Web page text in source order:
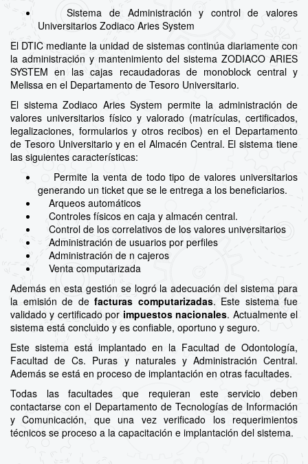
Sistema de Administración y control de valores
Universitarios Zodiaco Aries System
El DTIC mediante la unidad de sistemas continúa diariamente con
la administración y mantenimiento del sistema ZODIACO ARIES
SYSTEM en las cajas recaudadoras de monoblock central y
Melissa en el Departamento de Tesoro Universitario.
El sistema Zodiaco Aries System permite la administración de
valores universitarios físico y valorado (matrículas, certificados,
legalizaciones, formularios y otros recibos) en el Departamento
de Tesoro Universitario y en el Almacén Central. El sistema tiene
las siguientes características:
Permite la venta de todo tipo de valores universitarios
generando un ticket que se le entrega a los beneficiarios.
Arqueos automáticos
Controles físicos en caja y almacén central.
Control de los correlativos de los valores universitarios
Administración de usuarios por perfiles
Administración de n cajeros
Venta computarizada
Además en esta gestión se logró la adecuación del sistema para
la emisión de de facturas computarizadas. Este sistema fue
validado y certificado por impuestos nacionales. Actualmente el
sistema está concluido y es confiable, oportuno y seguro.
Este sistema está implantado en la Facultad de Odontología,
Facultad de Cs. Puras y naturales y Administración Central.
Además se está en proceso de implantación en otras facultades.
Todas las facultades que requieran este servicio deben
contactarse con el Departamento de Tecnologías de Información
y Comunicación, que una vez verificado los requerimientos
técnicos se proceso a la capacitación e implantación del sistema.